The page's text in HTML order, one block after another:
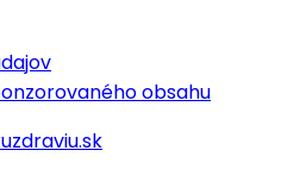
obsahu